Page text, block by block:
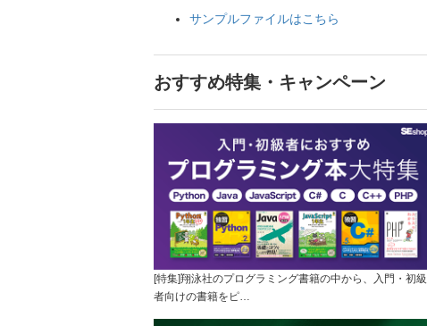
サンプルファイルはこちら
おすすめ特集・キャンペーン
[特集]翔泳社のプログラミング書籍の中から、入門・初級
者向けの書籍をピ…